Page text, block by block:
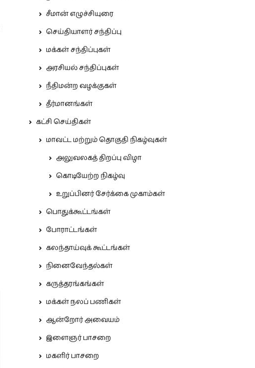
சீமான் எழுச்சியுரை
செய்தியாளர் சந்திப்பு
மக்கள் சந்திப்புகள்
அரசியல் சந்திப்புகள்
நீதிமன்ற வழக்குகள்
தீர்மானங்கள்
கட்சி செய்திகள்
மாவட்ட மற்றும் தொகுதி நிகழ்வுகள்
அலுவலகத் திறப்பு விழா
கொடியேற்ற நிகழ்வு
உறுப்பினர் சேர்க்கை முகாம்கள்
பொதுக்கூட்டங்கள்
போராட்டங்கள்
கலந்தாய்வுக் கூட்டங்கள்
நினைவேந்தல்கள்
கருத்தரங்கங்கள்
மக்கள் நலப் பணிகள்
ஆன்றோர் அவையம்
இளைஞர் பாசறை
மகளிர் பாசறை